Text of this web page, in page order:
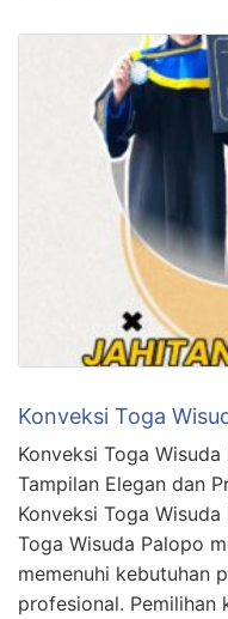
Konveksi Toga
Konveksi Toga
Tampilan Elegan dan
Konveksi Toga
Toga Wisuda Palopo
memenuhi kebutuhan
profesional.